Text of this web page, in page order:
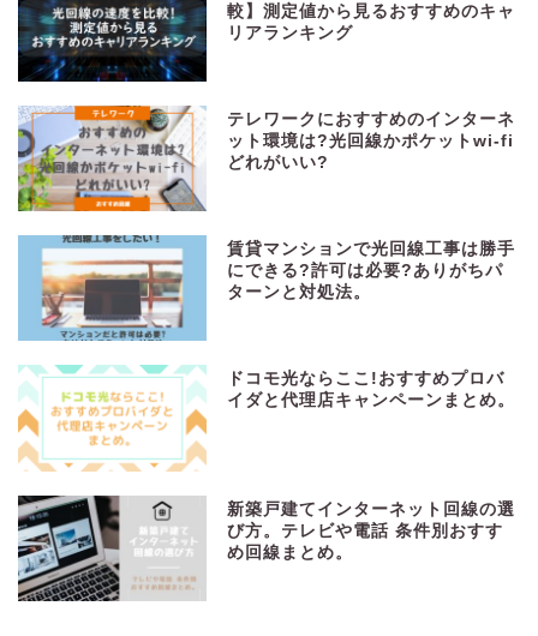
較】測定値から見るおすすめのキャ
リアランキング
テレワークにおすすめのインターネ
ット環境は?光回線かポケットwi-fi
どれがいい?
賃貸マンションで光回線工事は勝手
にできる?許可は必要?ありがちパ
ターンと対処法。
ドコモ光ならここ!おすすめプロバ
イダと代理店キャンペーンまとめ。
新築戸建てインターネット回線の選
び方。テレビや電話 条件別おすす
め回線まとめ。